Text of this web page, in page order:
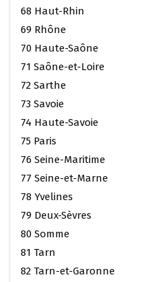
68 Haut-Rhin
69 Rhône
70 Haute-Saône
71 Saône-et-Loire
72 Sarthe
73 Savoie
74 Haute-Savoie
75 Paris
76 Seine-Maritime
77 Seine-et-Marne
78 Yvelines
79 Deux-Sèvres
80 Somme
81 Tarn
82 Tarn-et-Garonne